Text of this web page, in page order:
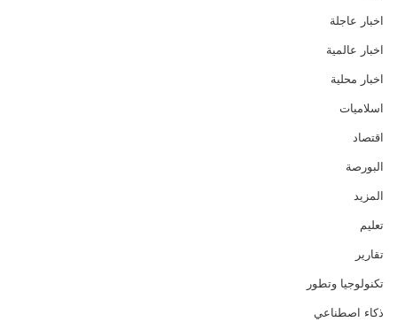
اخبار عاجلة
اخبار عالمية
اخبار محلية
اسلاميات
اقتصاد
البورصة
المزيد
تعليم
تقارير
تكنولوجيا وتطور
ذكاء اصطناعي